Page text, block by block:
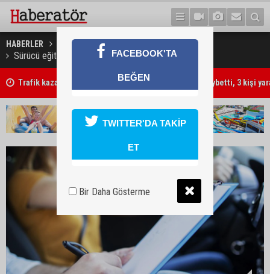
HABERLER GÜNDEM
Sürücü eğiticisi sınavları için başvuru süresi başladı
Trafik kazasında 85 yaşındaki Turan Obalı hayatını kaybetti, 3 kişi
"Ben öldürdüm"
FACEBOOK'TA
BEĞEN
TWITTER'DA TAKİP
ET
Bir Daha Gösterme